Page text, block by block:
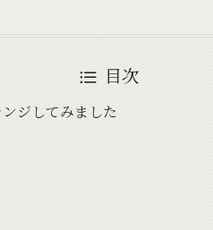
目次
ジしてみました